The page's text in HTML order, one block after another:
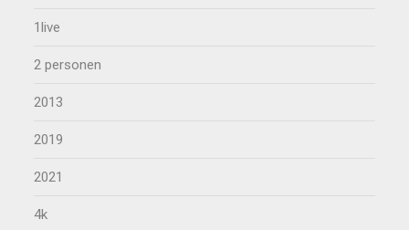
1live
2 personen
2013
2019
2021
4k